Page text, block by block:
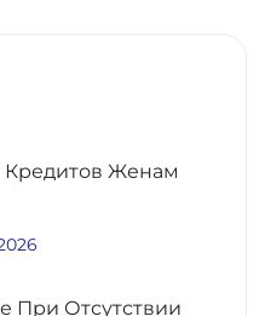
Кредитов Женам
При Отсутствии